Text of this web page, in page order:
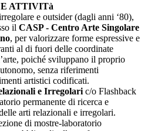
ATTIVITà
e outsider (dagli anni ‘80),
il CASP - Centro Arte Singolare
, per valorizzare forme espressive e
al di fuori delle coordinate
poiché sviluppano il proprio
senza riferimenti
artistici codificati.
e Irregolari c/o Flashback
permanente di ricerca e
arti relazionali e irregolari.
di mostre-laboratorio